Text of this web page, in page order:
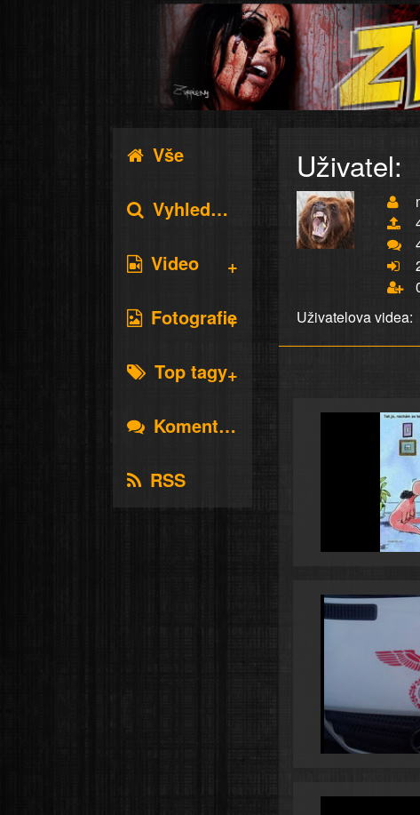
Vše
Vyhledávání
Video
Fotografie
Top tagy
Komentáře
RSS
Uživatel:
Uživatelova videa: